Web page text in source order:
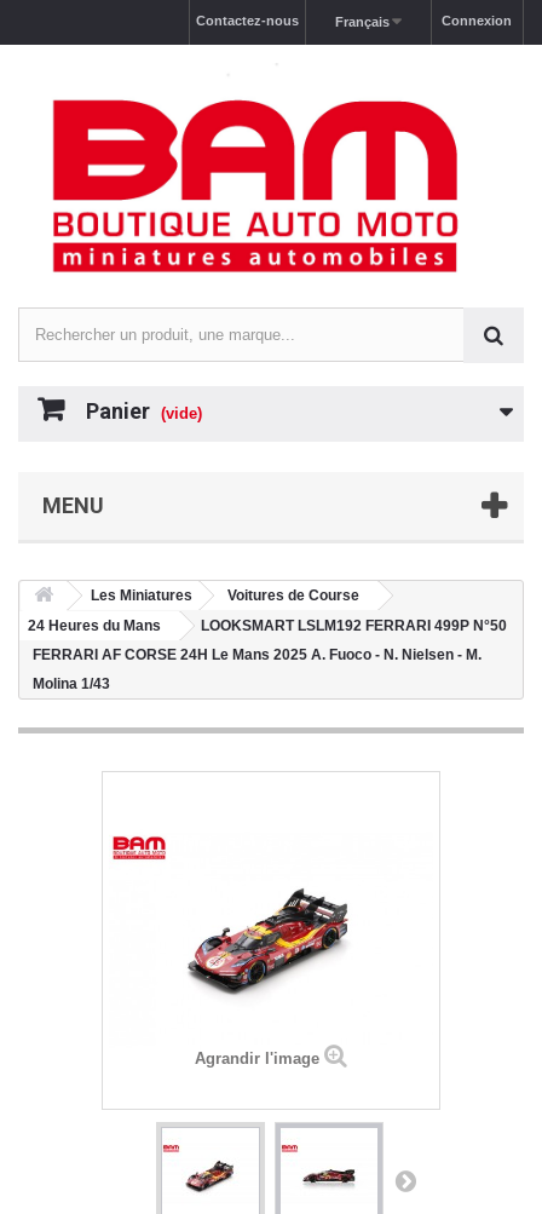
Connexion
Français
Contactez-nous
Panier (vide)
MENU
Les Miniatures
Voitures de Course
24 Heures du Mans
LOOKSMART LSLM192 FERRARI 499P N°50
FERRARI AF CORSE 24H Le Mans 2025 A. Fuoco - N. Nielsen - M.
Molina 1/43
Agrandir l'image